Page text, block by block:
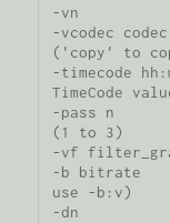
-vn
-vcodec
('copy' to
-timecode
TimeCode
-pass n
(1 to 3)
-vf
-b bitrate
use -b:v)
-dn